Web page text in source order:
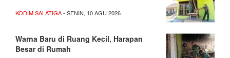
KODIM SALATIGA- SENIN, 10 AGU 2026
Warna Baru di Ruang Kecil, Harapan
Besar di Rumah